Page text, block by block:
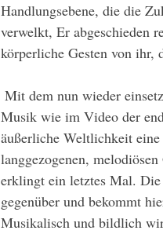
Handlungsebene, die die
verwelkt, Er abgeschieden
körperliche Gesten von ihr,
Musik wie im Video der
äußerliche Weltlichkeit
langgezogenen,
erklingt ein letztes Mal. Die
gegenüber und bekommt
Musikalisch und bildlich